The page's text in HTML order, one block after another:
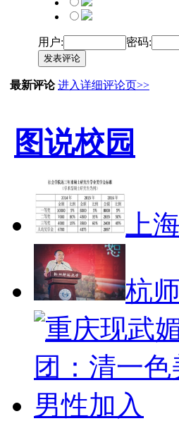
用户: 密码:
发表评论
最新评论 进入详细评论页>>
图说校园
上
杭